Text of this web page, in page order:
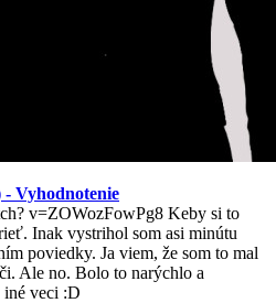
- Vyhodnotenie
v=ZOWozFowPg8 Keby si to
Inak vystrihol som asi minútu
poviedky. Ja viem, že som to mal
Ale no. Bolo to narýchlo a
iné veci :D